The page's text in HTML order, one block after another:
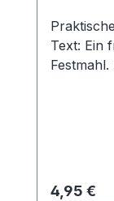
Text: Ein
Regulärer
4,95 €